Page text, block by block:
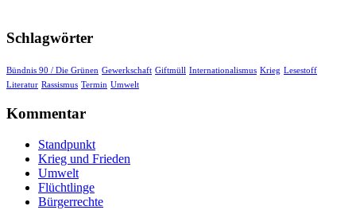
Schlagwörter
Bündnis 90 / Die Grünen Gewerkschaft Giftmüll Internationalismus Krieg Lesestoff
Literatur Rassismus Termin Umwelt
Kommentar
Standpunkt
Krieg und Frieden
Umwelt
Flüchtlinge
Bürgerrechte